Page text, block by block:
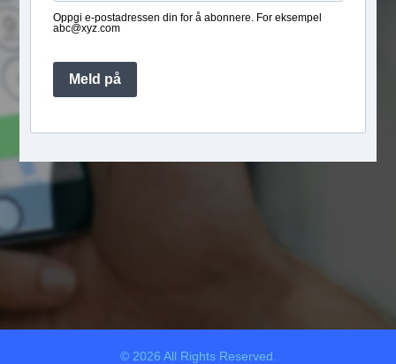
Oppgi e-postadressen din for å abonnere. For eksempel
abc@xyz.com
Meld på
© 2026 All Rights Reserved.